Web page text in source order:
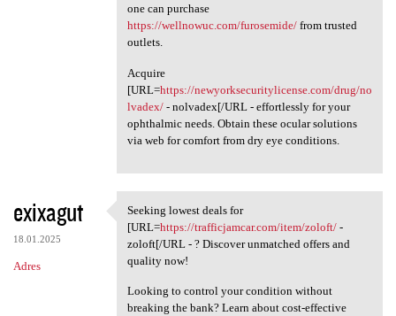
one can purchase
https://wellnowuc.com/furosemide/from trusted
outlets.
Acquire
[URL=https://newyorksecuritylicense.com/drug/no
lvadex/- nolvadex[/URL - effortlessly for your
ophthalmic needs. Obtain these ocular solutions
via web for comfort from dry eye conditions.
exixagut
18.01.2025
Adres
Seeking lowest deals for [URL
Seeking lowest deals for
[URL=https://trafficjamcar.com/item/zoloft/-
zoloft[/URL - ? Discover unmatched offers and
quality now!
Looking to control your condition without
breaking the bank? Learn about cost-effective